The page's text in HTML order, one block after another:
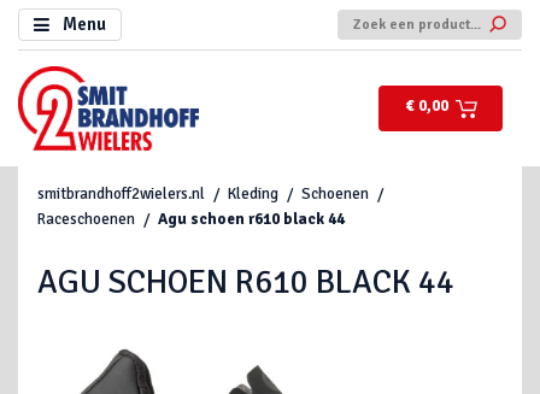
Menu
€ 0,00
smitbrandhoff2wielers.nl Kleding
Schoenen
Raceschoenen
Agu schoen r610 black 44
AGU SCHOEN R610 BLACK 44